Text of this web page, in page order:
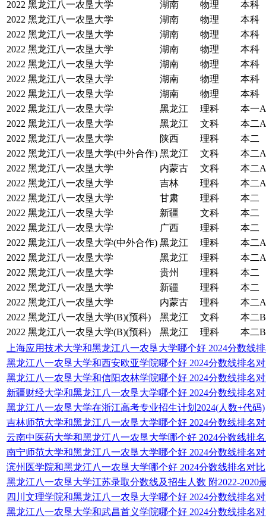
2022 黑龙江八一农垦大学 湖南 物理
本科
2022 黑龙江八一农垦大学 湖南 物理
本科
2022 黑龙江八一农垦大学 湖南 物理
本科
2022 黑龙江八一农垦大学 湖南 物理
本科
2022 黑龙江八一农垦大学 湖南 物理
本科
2022 黑龙江八一农垦大学 湖南 物理
本科
2022 黑龙江八一农垦大学 湖南 物理
本科
2022 黑龙江八一农垦大学 黑龙江 理科
本一A
2022 黑龙江八一农垦大学 黑龙江 文科
本二A
2022 黑龙江八一农垦大学 陕西 理科
本二
2022 黑龙江八一农垦大学(中外合作) 黑龙江 文科
本二A
2022 黑龙江八一农垦大学 内蒙古 文科
本二A
2022 黑龙江八一农垦大学 吉林 理科
本二A
2022 黑龙江八一农垦大学 甘肃 理科
本二
2022 黑龙江八一农垦大学 新疆 文科
本二
2022 黑龙江八一农垦大学 广西 理科
本二
2022 黑龙江八一农垦大学(中外合作) 黑龙江 理科
本二A
2022 黑龙江八一农垦大学 黑龙江 理科
本二A
2022 黑龙江八一农垦大学 贵州 理科
本二
2022 黑龙江八一农垦大学 新疆 理科
本二
2022 黑龙江八一农垦大学 内蒙古 理科
本二A
2022 黑龙江八一农垦大学(B)(预科) 黑龙江 文科
本二B
2022 黑龙江八一农垦大学(B)(预科) 黑龙江 理科
本二B
上海应用技术大学和黑龙江八一农垦大学哪个好 2024分数线
黑龙江八一农垦大学和西安欧亚学院哪个好 2024分数线排名
黑龙江八一农垦大学和信阳农林学院哪个好 2024分数线排名
新疆财经大学和黑龙江八一农垦大学哪个好 2024分数线排名
黑龙江八一农垦大学在浙江高考专业招生计划2024(人数+代码)
吉林师范大学和黑龙江八一农垦大学哪个好 2024分数线排名
云南中医药大学和黑龙江八一农垦大学哪个好 2024分数线排
南宁师范大学和黑龙江八一农垦大学哪个好 2024分数线排名
滨州医学院和黑龙江八一农垦大学哪个好 2024分数线排名对比
黑龙江八一农垦大学江苏录取分数线及招生人数 附2022-2020
四川文理学院和黑龙江八一农垦大学哪个好 2024分数线排名
黑龙江八一农垦大学和武昌首义学院哪个好 2024分数线排名